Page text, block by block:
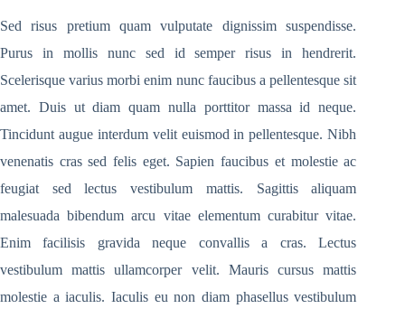
Sed risus pretium quam vulputate dignissim suspendisse.
Purus in mollis nunc sed id semper risus in hendrerit.
Scelerisque varius morbi enim nunc faucibus a pellentesque sit
amet. Duis ut diam quam nulla porttitor massa id neque.
Tincidunt augue interdum velit euismod in pellentesque. Nibh
venenatis cras sed felis eget. Sapien faucibus et molestie ac
feugiat sed lectus vestibulum mattis. Sagittis aliquam
malesuada bibendum arcu vitae elementum curabitur vitae.
Enim facilisis gravida neque convallis a cras. Lectus
vestibulum mattis ullamcorper velit. Mauris cursus mattis
molestie a iaculis. Iaculis eu non diam phasellus vestibulum